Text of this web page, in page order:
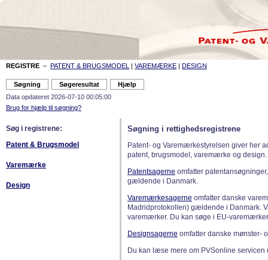
REGISTRE – PATENT & BRUGSMODEL | VAREMÆRKE | DESIGN
Data opdateret 2026-07-10 00:05:00
Brug for hjælp til søgning?
Søg i registrene:
Patent & Brugsmodel
Varemærke
Design
Søgning i rettighedsregistrene
Patent- og Varemærkestyrelsen giver her
patent, brugsmodel, varemærke og design.
Patentsagerne omfatter
gældende i Danmark.
Varemærkesagerne omfatter danske
Madridprotokollen) gældende i Danmark.
varemærker. Du kan søge i EU-
Designsagerne omfatter danske mønster-
Du kan læse mere om PVSonline